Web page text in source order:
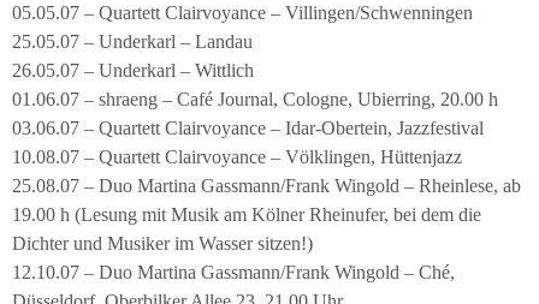
05.05.07 – Quartett Clairvoyance – Villingen/Schwenningen
25.05.07 – Underkarl – Landau
26.05.07 – Underkarl – Wittlich
01.06.07 – shraeng – Café Journal, Cologne, Ubierring, 20.00 h
03.06.07 – Quartett Clairvoyance – Idar-Obertein, Jazzfestival
10.08.07 – Quartett Clairvoyance – Völklingen, Hüttenjazz
25.08.07 – Duo Martina Gassmann/Frank Wingold – Rheinlese, ab
19.00 h (Lesung mit Musik am Kölner Rheinufer, bei dem die
Dichter und Musiker im Wasser sitzen!)
12.10.07 – Duo Martina Gassmann/Frank Wingold – Ché,